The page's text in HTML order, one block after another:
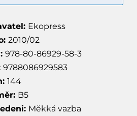
Ekopress
2010/02
978-80-86929-58-3
9788086929583
144
B5
Měkká vazba